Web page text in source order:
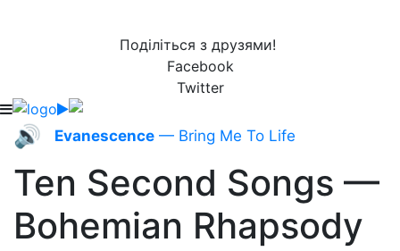
Поділіться з друзями!
Facebook
Twitter
🔊 Evanescence — Bring Me To Life
Ten Second Songs —
Bohemian Rhapsody